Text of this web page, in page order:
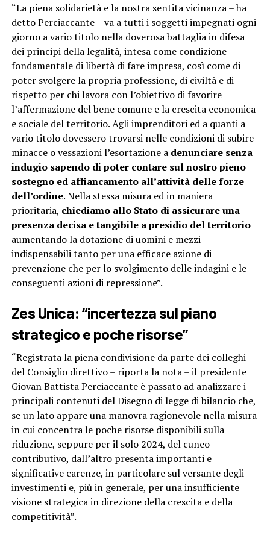
“La piena solidarietà e la nostra sentita vicinanza – ha
detto Perciaccante – va a tutti i soggetti impegnati ogni
giorno a vario titolo nella doverosa battaglia in difesa
dei principi della legalità, intesa come condizione
fondamentale di libertà di fare impresa, così come di
poter svolgere la propria professione, di civiltà e di
rispetto per chi lavora con l’obiettivo di favorire
l’affermazione del bene comune e la crescita economica
e sociale del territorio. Agli imprenditori ed a quanti a
vario titolo dovessero trovarsi nelle condizioni di subire
minacce o vessazioni l’esortazione a denunciare senza
indugio sapendo di poter contare sul nostro pieno
sostegno ed affiancamento all’attività delle forze
dell’ordine. Nella stessa misura ed in maniera
prioritaria, chiediamo allo Stato di assicurare una
presenza decisa e tangibile a presidio del territorio
aumentando la dotazione di uomini e mezzi
indispensabili tanto per una efficace azione di
prevenzione che per lo svolgimento delle indagini e le
conseguenti azioni di repressione”.
Zes Unica: “incertezza sul piano
strategico e poche risorse”
“Registrata la piena condivisione da parte dei colleghi
del Consiglio direttivo – riporta la nota – il presidente
Giovan Battista Perciaccante è passato ad analizzare i
principali contenuti del Disegno di legge di bilancio che,
se un lato appare una manovra ragionevole nella misura
in cui concentra le poche risorse disponibili sulla
riduzione, seppure per il solo 2024, del cuneo
contributivo, dall’altro presenta importanti e
significative carenze, in particolare sul versante degli
investimenti e, più in generale, per una insufficiente
visione strategica in direzione della crescita e della
competitività”.